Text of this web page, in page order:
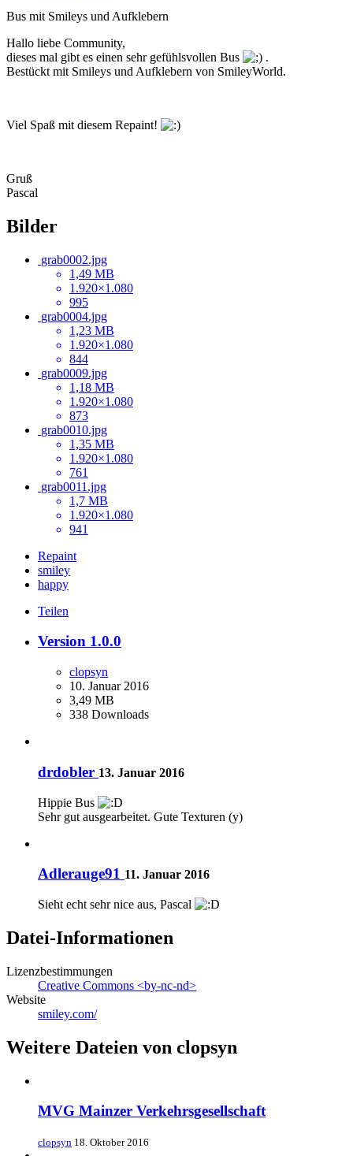
Bus mit Smileys und Aufklebern
Hallo liebe Community,
dieses mal gibt es einen sehr gefühlsvollen Bus
.
Bestückt mit Smileys und Aufklebern von SmileyWorld.
Viel Spaß mit diesem Repaint!
Gruß
Pascal
Bilder
grab0002.jpg
1,49 MB
1.920×1.080
995
grab0004.jpg
1,23 MB
1.920×1.080
844
grab0009.jpg
1,18 MB
1.920×1.080
873
grab0010.jpg
1,35 MB
1.920×1.080
761
grab0011.jpg
1,7 MB
1.920×1.080
941
Repaint
smiley
happy
Teilen
Version 1.0.0
clopsyn
10. Januar 2016
3,49 MB
338 Downloads
drdobler 13. Januar 2016
Hippie Bus
Sehr gut ausgearbeitet. Gute Texturen (y)
Adlerauge91 11. Januar 2016
Sieht echt sehr nice aus, Pascal
Datei-Informationen
Lizenzbestimmungen
Creative Commons <by-nc-nd>
Website
smiley.com/
Weitere Dateien von clopsyn
MVG Mainzer Verkehrsgesellschaft
clopsyn 18. Oktober 2016